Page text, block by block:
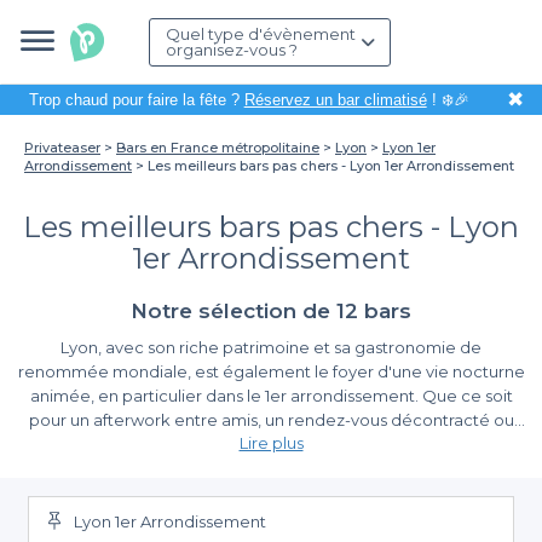
Quel type d'évènement
organisez-vous ?
Trop chaud pour faire la fête ? Réservez un bar climatisé! ❄️🎉 ✖
Privateaser Bars en France métropolitaine Lyon
Lyon 1er
Arrondissement
Les meilleurs bars pas chers - Lyon 1er Arrondissement
Les meilleurs bars pas chers - Lyon
1er Arrondissement
Notre sélection de 12 bars
Lyon, avec son riche patrimoine et sa gastronomie de
renommée mondiale, est également le foyer d'une vie nocturne
animée, en particulier dans le 1er arrondissement. Que ce soit
pour un afterwork entre amis, un rendez-vous décontracté ou
tout simplement pour profiter d'un bon verre, trouver un bar pas
La simplicité de réserver un bar à Lyon 1er
Grâce à Privateaser, organiser une sortie au bar devient un jeu
Lire plus
Lyon 1er Arrondissement